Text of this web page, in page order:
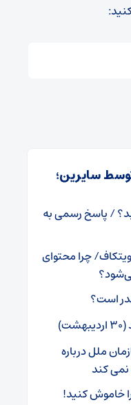
سایرین؛
/ پاسخ رسمی به
چرا محتوای
است؟
ملل درباره
نمی کند
خاموش کنید!